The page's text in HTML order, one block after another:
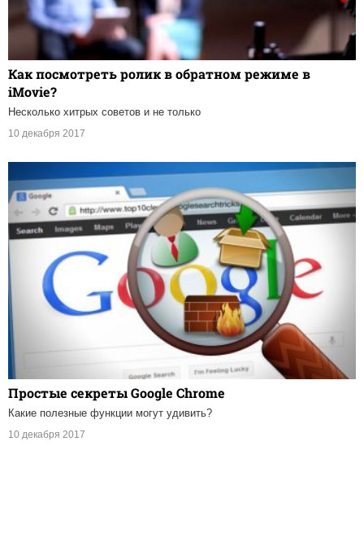
Как посмотреть ролик в обратном режиме в
iMovie?
Несколько хитрых советов и не только
10 декабря 2017
Простые секреты Google Chrome
Какие полезные функции могут удивить?
10 декабря 2017